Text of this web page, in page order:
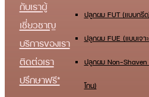
ปลูกผม FUT (แบบกรี
ปลูกผม FUE (แบบเจา
ปลูกผม Non-Shaven
โกน)
กับเราผู้
เชี่ยวชาญ
บริการของเรา
ติดต่อเรา
ปรึกษาฟรี*